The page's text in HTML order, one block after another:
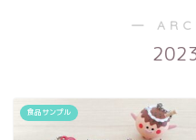
―
食品サンプル